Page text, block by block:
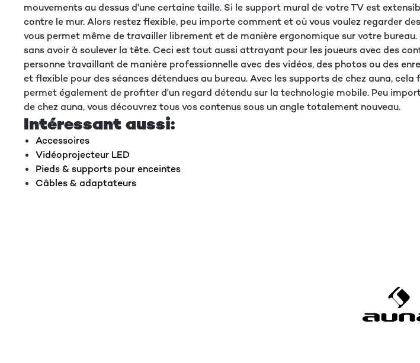
mouvements au dessus d'une certaine taille. Si le support mural de votre TV est
contre le mur. Alors restez flexible, peu importe comment et où vous voulez regarder
vous permet même de travailler librement et de manière ergonomique sur votre
sans avoir à soulever la tête. Ceci est tout aussi attrayant pour les joueurs avec des
personne travaillant de manière professionnelle avec des vidéos, des photos ou des
et flexible pour des séances détendues au bureau. Avec les supports de chez auna,
permet également de profiter d'un regard détendu sur la technologie mobile. Peu
de chez auna, vous découvrez tous vos contenus sous un angle totalement nouveau.
Intéressant aussi:
Accessoires
Vidéoprojecteur LED
Pieds & supports pour enceintes
Câbles & adaptateurs